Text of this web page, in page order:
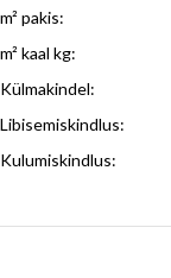
m² pakis:
m² kaal kg:
Külmakindel:
Libisemiskindlus:
Kulumiskindlus: